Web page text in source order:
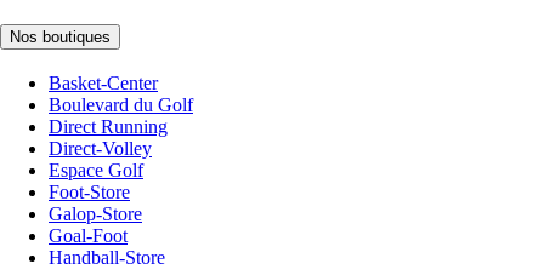
Nos boutiques
Basket-Center
Boulevard du Golf
Direct Running
Direct-Volley
Espace Golf
Foot-Store
Galop-Store
Goal-Foot
Handball-Store